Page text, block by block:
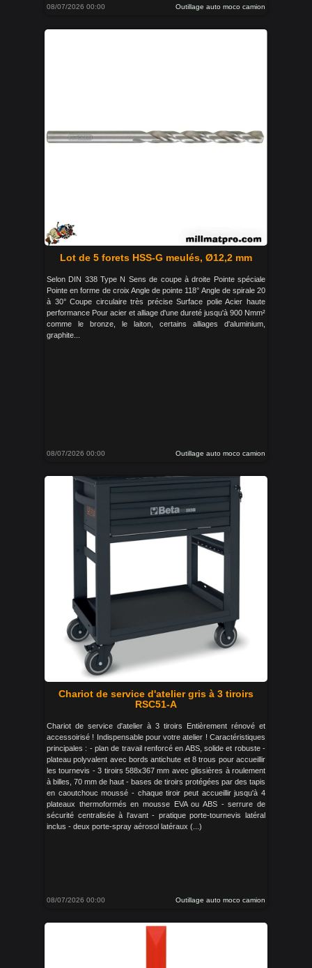
08/07/2026 00:00 Outillage auto moco camion
Lot de 5 forets HSS-G meulés, Ø12,2 mm
Selon DIN 338 Type N Sens de coupe à droite Pointe spéciale
Pointe en forme de croix Angle de pointe 118° Angle de spirale 20
à 30° Coupe circulaire très précise Surface polie Acier haute
performance Pour acier et alliage d'une dureté jusqu'à 900 Nmm²
comme le bronze, le laiton, certains alliages d'aluminium,
graphite...
08/07/2026 00:00 Outillage auto moco camion
Chariot de service d'atelier gris à 3 tiroirs
RSC51-A
Chariot de service d'atelier à 3 tiroirs Entièrement rénové et
accessoirisé ! Indispensable pour votre atelier ! Caractéristiques
principales : - plan de travail renforcé en ABS, solide et robuste -
plateau polyvalent avec bords antichute et 8 trous pour accueillir
les tournevis - 3 tiroirs 588x367 mm avec glissières à roulement
à billes, 70 mm de haut - bases de tiroirs protégées par des tapis
en caoutchouc moussé - chaque tiroir peut accueillir jusqu'à 4
plateaux thermoformés en mousse EVA ou ABS - serrure de
sécurité centralisée à l'avant - pratique porte-tournevis latéral
inclus - deux porte-spray aérosol latéraux (...)
08/07/2026 00:00 Outillage auto moco camion